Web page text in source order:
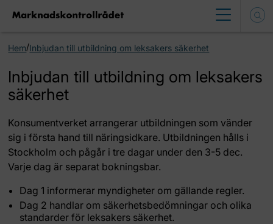
Hem/Inbjudan till utbildning om leksakers säkerhet
Inbjudan till utbildning om leksakers
säkerhet
Konsumentverket arrangerar utbildningen som vänder
sig i första hand till näringsidkare. Utbildningen hålls i
Stockholm och pågår i tre dagar under den 3-5 dec.
Varje dag är separat bokningsbar.
Dag 1 informerar myndigheter om gällande regler.
Dag 2 handlar om säkerhetsbedömningar och olika
standarder för leksakers säkerhet.